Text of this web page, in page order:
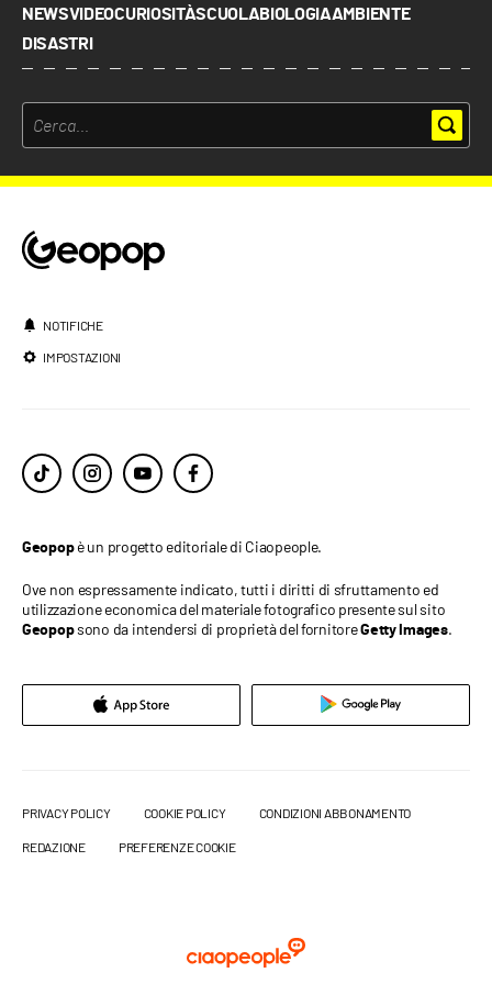
NEWSVIDEOCURIOSITÀSCUOLABIOLOGIAAMBIENTE
DISASTRI
NOTIFICHE
IMPOSTAZIONI
Geopopè un progetto editoriale di Ciaopeople.
Ove non espressamente indicato, tutti i diritti di sfruttamento ed
utilizzazione economica del materiale fotografico presente sul sito
Geopopsono da intendersi di proprietà del fornitoreGetty Images.
PRIVACY POLICY COOKIE POLICY CONDIZIONI ABBONAMENTO
REDAZIONE PREFERENZE COOKIE